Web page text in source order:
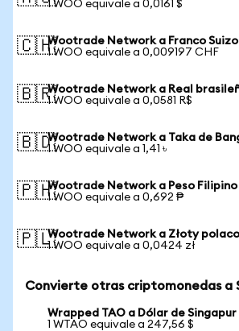
1 WOO equivale a 0,0161 $
🇨🇭Wootrade Network a Franco Suizo
1 WOO equivale a 0,009197 CHF
🇧🇷Wootrade Network a Real
1 WOO equivale a 0,0581 R$
🇧🇩Wootrade Network a Taka de
1 WOO equivale a 1,41 ৳
🇵🇭Wootrade Network a Peso Filipino
1 WOO equivale a 0,692 ₱
🇵🇱Wootrade Network a Złoty polaco
1 WOO equivale a 0,0424 zł
Convierte otras criptomonedas a
Wrapped TAO a Dólar de Singapur
1 WTAO equivale a 247,56 $